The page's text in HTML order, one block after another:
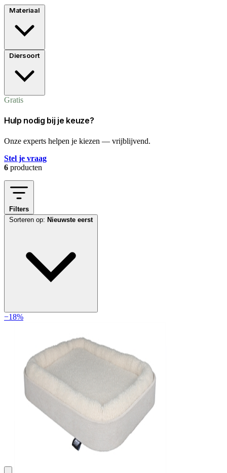
Materiaal
Diersoort
Gratis
Hulp nodig bij je keuze?
Onze experts helpen je kiezen — vrijblijvend.
Stel je vraag
6 producten
Filters
Sorteren op: Nieuwste eerst
−18%